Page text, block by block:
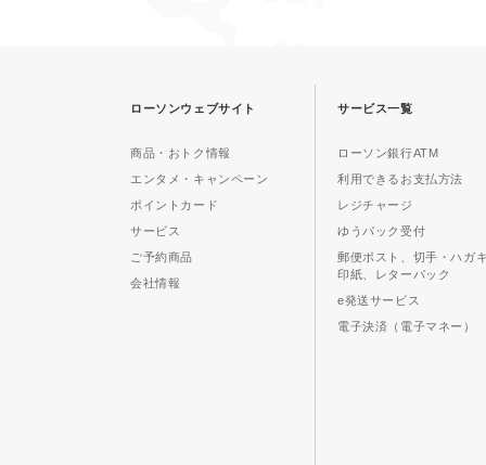
ローソンウェブサイト
商品・おトク情報
エンタメ・キャンペーン
ポイントカード
サービス
ご予約商品
会社情報
サービス一覧
ローソン銀行ATM
利用できるお支払方法
レジチャージ
ゆうパック受付
郵便ポスト、切手・ハガ
印紙、レターパック
e発送サービス
電子決済（電子マネー）